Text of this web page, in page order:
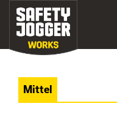
Mittel